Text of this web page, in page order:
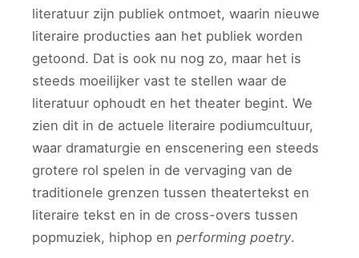
literatuur zijn publiek ontmoet, waarin nieuwe
literaire producties aan het publiek worden
getoond. Dat is ook nu nog zo, maar het is
steeds moeilijker vast te stellen waar de
literatuur ophoudt en het theater begint. We
zien dit in de actuele literaire podiumcultuur,
waar dramaturgie en enscenering een steeds
grotere rol spelen in de vervaging van de
traditionele grenzen tussen theatertekst en
literaire tekst en in de cross-overs tussen
popmuziek, hiphop en performing poetry.